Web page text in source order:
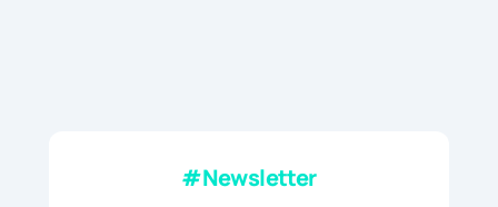
#Newsletter